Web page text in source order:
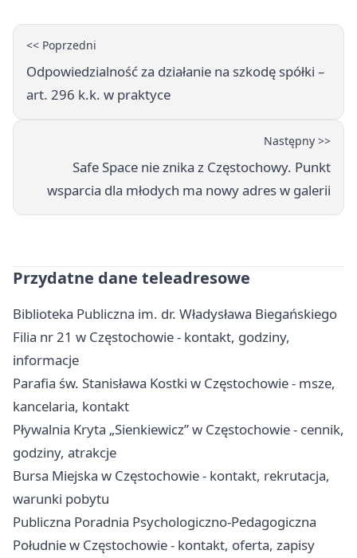
<< Poprzedni
Odpowiedzialność za działanie na szkodę spółki –
art. 296 k.k. w praktyce
Następny >>
Safe Space nie znika z Częstochowy. Punkt
wsparcia dla młodych ma nowy adres w galerii
Przydatne dane teleadresowe
Biblioteka Publiczna im. dr. Władysława Biegańskiego
Filia nr 21 w Częstochowie - kontakt, godziny,
informacje
Parafia św. Stanisława Kostki w Częstochowie - msze,
kancelaria, kontakt
Pływalnia Kryta „Sienkiewicz” w Częstochowie - cennik,
godziny, atrakcje
Bursa Miejska w Częstochowie - kontakt, rekrutacja,
warunki pobytu
Publiczna Poradnia Psychologiczno-Pedagogiczna
Południe w Częstochowie - kontakt, oferta, zapisy